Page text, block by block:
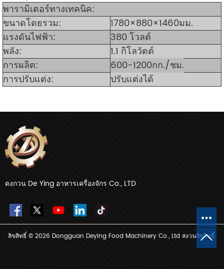
พารามิเตอร์ทางเทคนิค:
ขนาดโดยรวม:
1780×880×1460มม.
แรงดันไฟฟ้า:
380 โวลต์
พลัง:
1.1 กิโลวัตต์
การผลิต:
600-1200กก./ชม.
การปรับแต่ง:
ปรับแต่งได้
ตงกวน De Ying อาหารเครื่องจักร Co., LTD
ลิขสิทธิ์ © 2026 Dongguan Deying Food Machinery Co., Ltd สงวนลิขสิทธิ์.